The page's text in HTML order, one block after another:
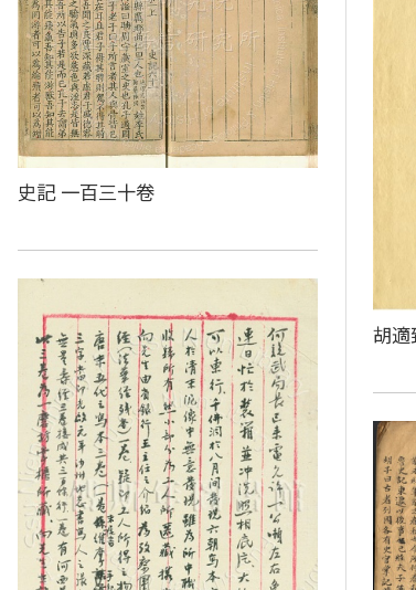
史記 一百三十卷
胡適